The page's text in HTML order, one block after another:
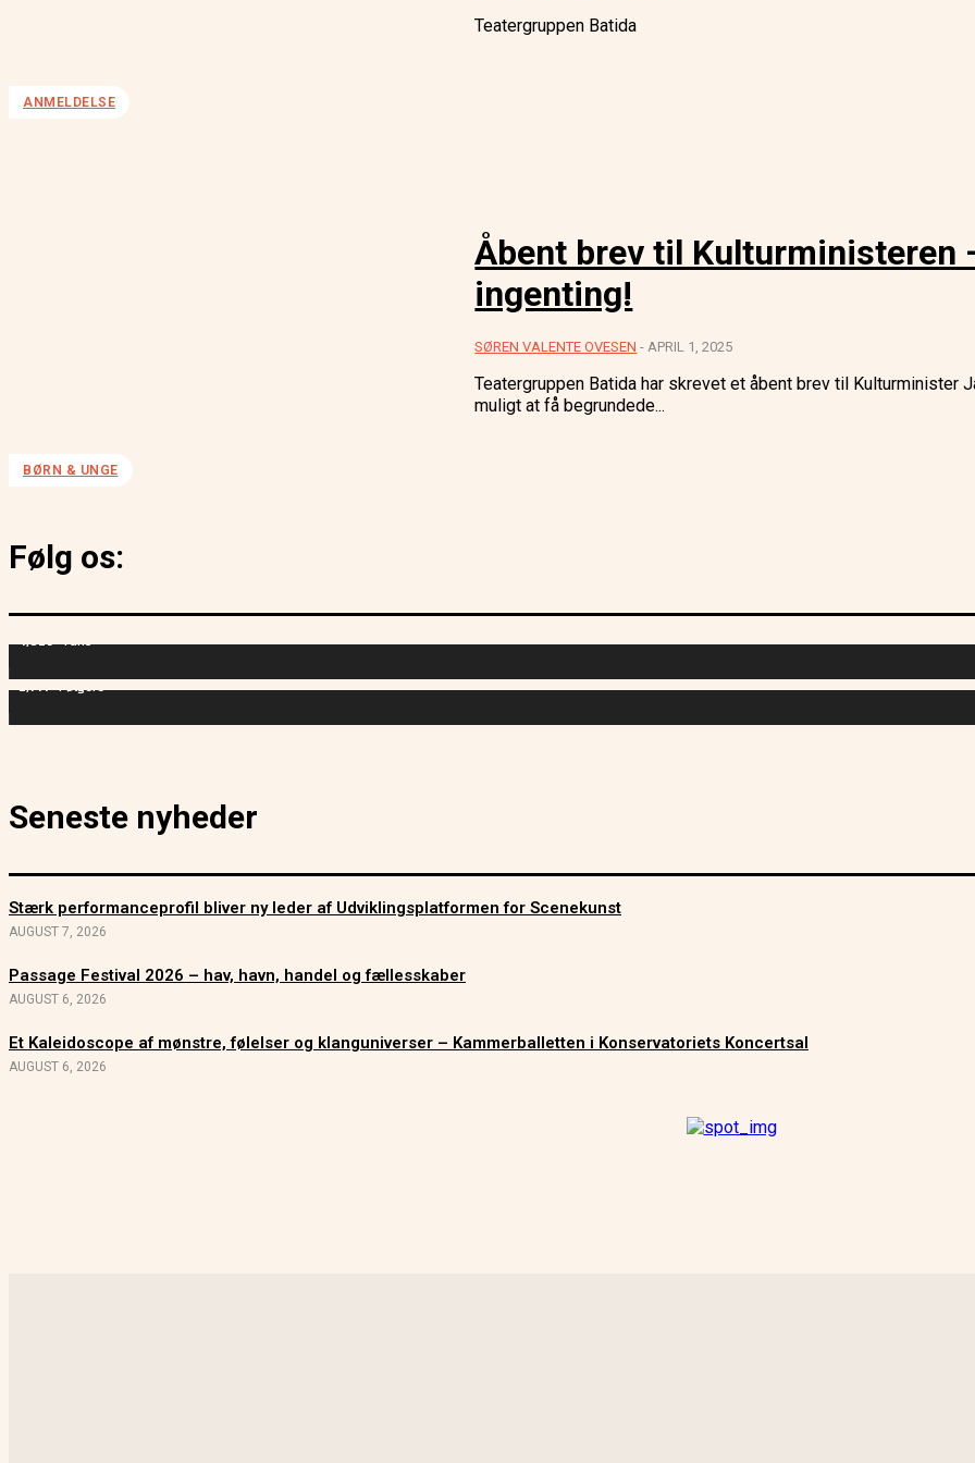
ANMELDELSE
Teatergruppen Batida
BØRN & UNGE
Åbent brev til Kulturministeren
ingenting!
SØREN VALENTE OVESEN - APRIL 1, 2025
Teatergruppen Batida har skrevet et åbent brev til Kulturminister
muligt at få begrundede...
Følg os:
4,829 Fans
2,714 Følgere
Seneste nyheder
Stærk performanceprofil bliver ny leder af Udviklingsplatformen for Scenekunst
AUGUST 7, 2026
Passage Festival 2026 – hav, havn, handel og fællesskaber
AUGUST 6, 2026
Et Kaleidoscope af mønstre, følelser og klanguniverser – Kammerballetten i Konservatoriets Koncertsal
AUGUST 6, 2026